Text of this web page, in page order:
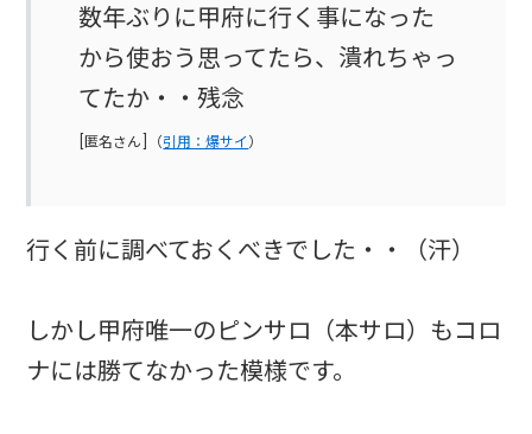
数年ぶりに甲府に行く事になった
から使おう思ってたら、潰れちゃっ
てたか・・残念
[匿名さん]（引用：爆サイ）
行く前に調べておくべきでした・・（汗）
しかし甲府唯一のピンサロ（本サロ）もコロ
ナには勝てなかった模様です。